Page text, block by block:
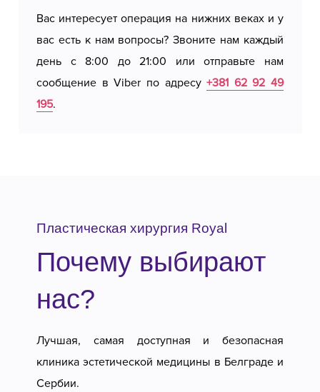
Вас интересует операция на нижних веках и у
вас есть к нам вопросы? Звоните нам каждый
день с 8:00 до 21:00 или отправьте нам
сообщение в Viber по адресу+381 62 92 49
195.
Пластическая хирургия Royal
Почему выбирают
нас?
Лучшая, самая доступная и безопасная
клиника эстетической медицины в Белграде и
Сербии.